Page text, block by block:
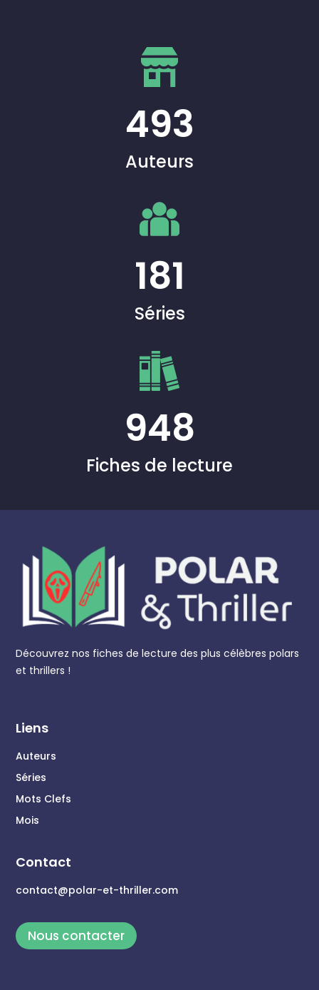
493
Auteurs
181
Séries
948
Fiches de lecture
Découvrez nos fiches de lecture des plus célèbres polars
et thrillers !
Liens
Auteurs
Séries
Mots Clefs
Mois
Contact
contact@polar-et-thriller.com
Nous contacter